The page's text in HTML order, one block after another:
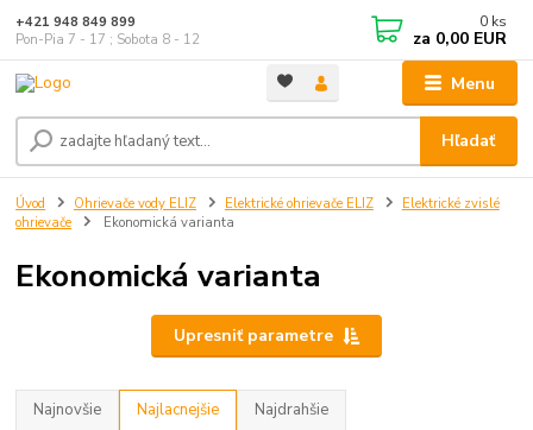
Menu
Hľadať
+421 948 849 899
Pon-Pia 7 - 17 ; Sobota 8 - 12
0 ks
za 0,00 EUR
Úvod Ohrievače vody ELIZ Elektrické ohrievače ELIZ
Elektrické zvislé
ohrievače
Ekonomická varianta
Ekonomická varianta
Upresniť parametre
Najnovšie Najlacnejšie Najdrahšie